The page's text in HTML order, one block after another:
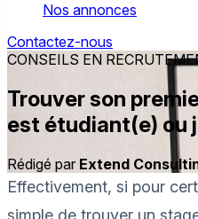
Nos annonces
Contactez-nous
CONSEILS EN
Trouver son
est étudiant(e) ou
Rédigé par Extend
Effectivement, si pour
simple de trouver un